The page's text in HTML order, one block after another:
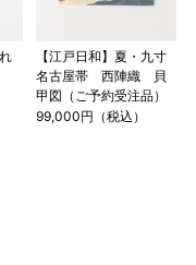
4尺5分
4尺1寸
159cm
【江戸日和】夏・九寸
名古屋帯 西陣織 貝
甲図（ご予約受注品）
99,000円（税込）